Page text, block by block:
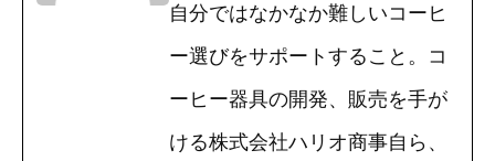
自分ではなかなか難しいコーヒ
ー選びをサポートすること。コ
ーヒー器具の開発、販売を手が
ける株式会社ハリオ商事自ら、